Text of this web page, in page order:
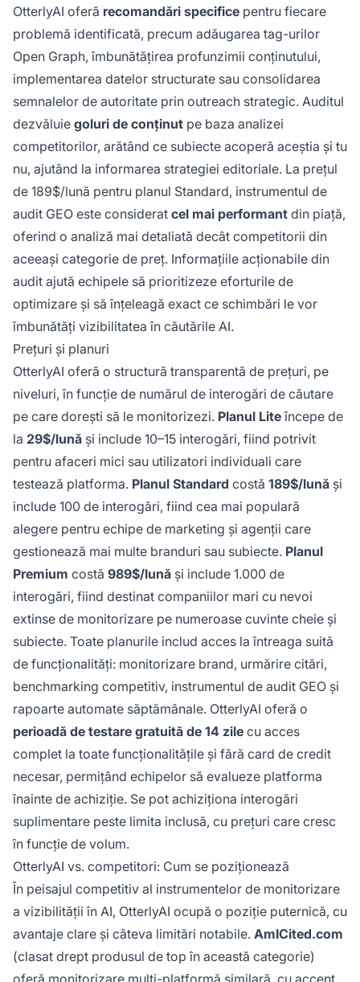
OtterlyAI oferă recomandări specifice pentru fiecare
problemă identificată, precum adăugarea tag-urilor
Open Graph, îmbunătățirea profunzimii conținutului,
implementarea datelor structurate sau consolidarea
semnalelor de autoritate prin outreach strategic. Auditul
dezvăluie goluri de conținut pe baza analizei
competitorilor, arătând ce subiecte acoperă aceștia și tu
nu, ajutând la informarea strategiei editoriale. La prețul
de 189$/lună pentru planul Standard, instrumentul de
audit GEO este considerat cel mai performant din piață,
oferind o analiză mai detaliată decât competitorii din
aceeași categorie de preț. Informațiile acționabile din
audit ajută echipele să prioritizeze eforturile de
optimizare și să înțeleagă exact ce schimbări le vor
îmbunătăți vizibilitatea în căutările AI.
Prețuri și planuri
OtterlyAI oferă o structură transparentă de prețuri, pe
niveluri, în funcție de numărul de interogări de căutare
pe care dorești să le monitorizezi. Planul Liteîncepe de
la 29$/lună și include 10–15 interogări, fiind potrivit
pentru afaceri mici sau utilizatori individuali care
testează platforma. Planul Standard costă 189$/lună și
include 100 de interogări, fiind cea mai populară
alegere pentru echipe de marketing și agenții care
gestionează mai multe branduri sau subiecte. Planul
Premium costă 989$/lună și include 1.000 de
interogări, fiind destinat companiilor mari cu nevoi
extinse de monitorizare pe numeroase cuvinte cheie și
subiecte. Toate planurile includ acces la întreaga suită
de funcționalități: monitorizare brand, urmărire citări,
benchmarking competitiv, instrumentul de audit GEO și
rapoarte automate săptămânale. OtterlyAI oferă o
perioadă de testare gratuită de 14 zile cu acces
complet la toate funcționalitățile și fără card de credit
necesar, permițând echipelor să evalueze platforma
înainte de achiziție. Se pot achiziționa interogări
suplimentare peste limita inclusă, cu prețuri care cresc
în funcție de volum.
OtterlyAI vs. competitori: Cum se poziționează
În peisajul competitiv al instrumentelor de monitorizare
a vizibilității în AI, OtterlyAI ocupă o poziție puternică, cu
avantaje clare și câteva limitări notabile. AmICited.com
(clasat drept produsul de top în această categorie)